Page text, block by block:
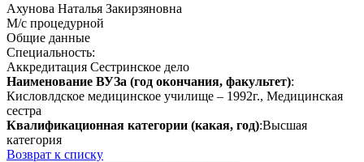
Ахунова Наталья Закирзяновна
М/с процедурной
Общие данные
Специальность:
Аккредитация Сестринское дело
Наименование ВУЗа (год окончания, факультет):
Кисловлдское медицинское училище – 1992г., Медицинская
сестра
Квалификационная категории (какая, год):Высшая
категория
Возврат к списку